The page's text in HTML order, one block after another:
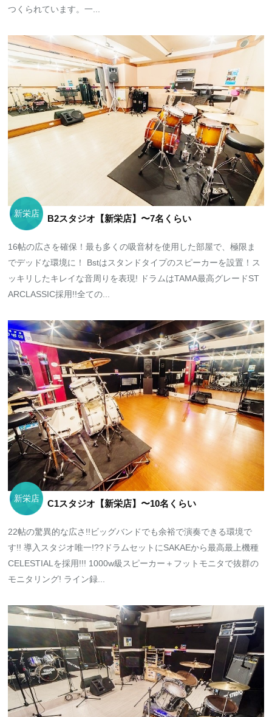
つくられています。一...
新栄店 B2スタジオ【新栄店】〜7名くらい
16帖の広さを確保！最も多くの吸音材を使用した部屋で、極限ま
でデッドな環境に！ Bstはスタンドタイプのスピーカーを設置！ス
ッキリしたキレイな音周りを表現! ドラムはTAMA最高グレードST
ARCLASSIC採用!!全ての...
新栄店 C1スタジオ【新栄店】〜10名くらい
22帖の驚異的な広さ!!ビッグバンドでも余裕で演奏できる環境で
す!! 導入スタジオ唯一!??ドラムセットにSAKAEから最高最上機種
CELESTIALを採用!!! 1000w級スピーカー＋フットモニタで抜群の
モニタリング! ライン録...